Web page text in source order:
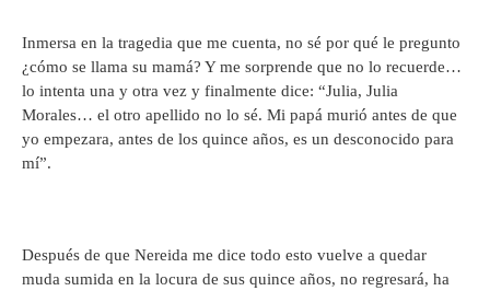
Inmersa en la tragedia que me cuenta, no sé por qué le pregunto
¿cómo se llama su mamá? Y me sorprende que no lo recuerde…
lo intenta una y otra vez y finalmente dice: “Julia, Julia
Morales… el otro apellido no lo sé. Mi papá murió antes de que
yo empezara, antes de los quince años, es un desconocido para
mí”.
Después de que Nereida me dice todo esto vuelve a quedar
muda sumida en la locura de sus quince años, no regresará, ha